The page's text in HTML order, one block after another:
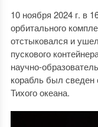
10 ноября 2024 г. в
орбитального
отстыковался и
пускового
научно-
корабль был сведен
Тихого океана.